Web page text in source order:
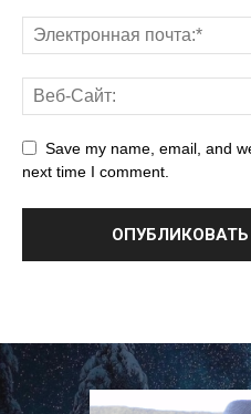
Save my name, email, and
next time I comment.